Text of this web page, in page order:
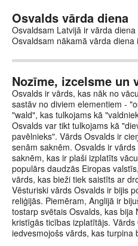
Osvalds vārda diena
Osvaldsam Latvijā ir vārda
Osvaldsam nākamā vārda diena
Nozīme, izcelsme un
Osvalds ir vārds, kas nāk no
sastāv no diviem elementiem -
"wald", kas tulkojams kā
Osvalds var tikt tulkojams kā
pavēlnieks". Vārds Osvalds ir
senām saknēm. Osvalds ir
saknēm, kas ir plaši izplatīts
populārs daudzās Eiropas
vārds, kas bieži tiek saistīts ar
Vēsturiski vārds Osvalds ir bijis
reliģijās. Piemēram, Anglijā ir
tostarp svētais Osvalds, kas bija
kristīgās ticības izplatītājs.
iedvesmojošs vārds, kas turpina